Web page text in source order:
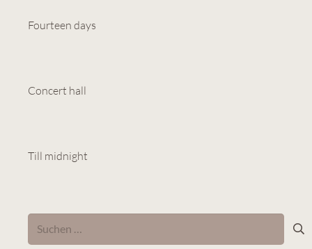
Fourteen days
Concert hall
Till midnight
Suchen
nach: